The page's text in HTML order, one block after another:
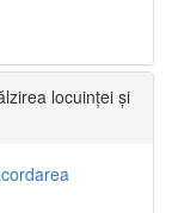
locuinței și